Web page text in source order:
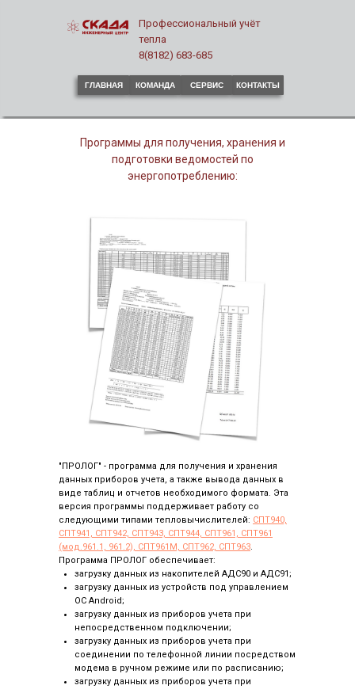
Профессиональный учёт
тепла
8(8182) 683-685
КОНТАКТЫ
СЕРВИС
КОМАНДА
ГЛАВНАЯ
Программы для получения, хранения и
подготовки ведомостей по
энергопотреблению:
"ПРОЛОГ" - программа для получения и хранения
данных приборов учета, а также вывода данных в
виде таблиц и отчетов необходимого формата. Эта
версия программы поддерживает работу со
следующими типами тепловычислителей: СПТ940,
СПТ941, СПТ942, СПТ943, СПТ944, СПТ961, СПТ961
(мод.961.1, 961.2), СПТ961М, СПТ962, СПТ963.
Программа ПРОЛОГ обеспечивает:
загрузку данных из накопителей АДС90 и АДС91;
загрузку данных из устройств под управлением
ОС Android;
загрузку данных из приборов учета при
непосредственном подключении;
загрузку данных из приборов учета при
соединении по телефонной линии посредством
модема в ручном режиме или по расписанию;
загрузку данных из приборов учета при